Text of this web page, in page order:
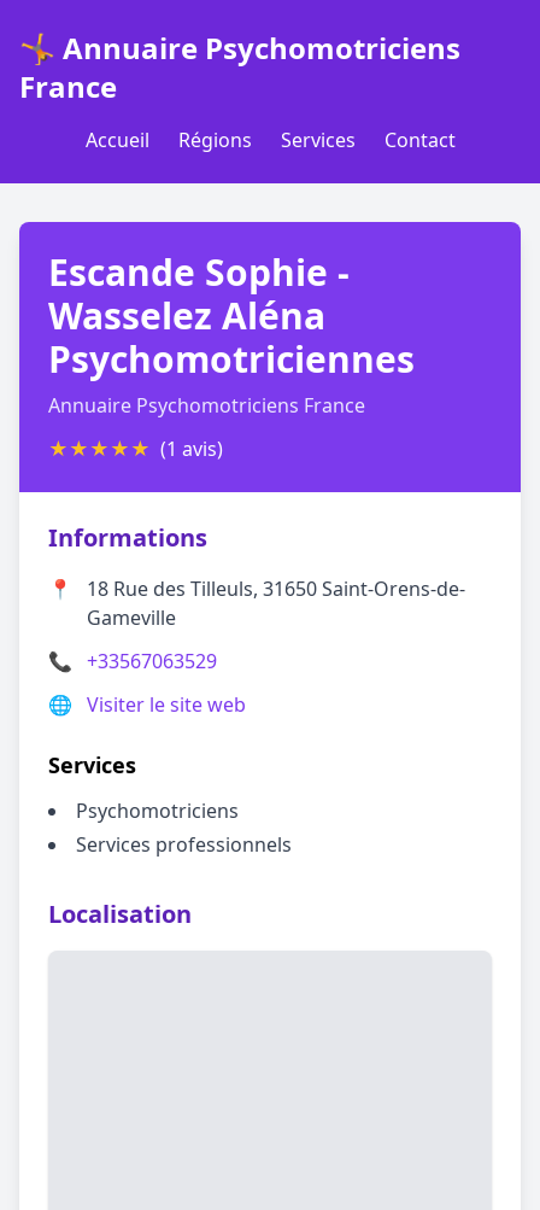
🤸 Annuaire Psychomotriciens
France
Accueil Régions Services Contact
Escande Sophie -
Wasselez Aléna
Psychomotriciennes
Annuaire Psychomotriciens France
★★★★★ (1 avis)
Informations
📍
18 Rue des Tilleuls, 31650 Saint-Orens-de-
Gameville
📞 +33567063529
🌐 Visiter le site web
Services
Psychomotriciens
Services professionnels
Localisation